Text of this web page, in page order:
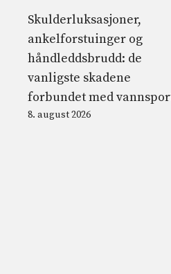
Skulderluksasjoner,
ankelforstuinger og
håndleddsbrudd: de
vanligste skadene
forbundet med
8. august 2026